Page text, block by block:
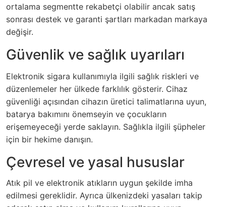
ortalama segmentte rekabetçi olabilir ancak satış
sonrası destek ve garanti şartları markadan markaya
değişir.
Güvenlik ve sağlık uyarıları
Elektronik sigara kullanımıyla ilgili sağlık riskleri ve
düzenlemeler her ülkede farklılık gösterir. Cihaz
güvenliği açısından cihazın üretici talimatlarına uyun,
batarya bakımını önemseyin ve çocukların
erişemeyeceği yerde saklayın. Sağlıkla ilgili şüpheler
için bir hekime danışın.
Çevresel ve yasal hususlar
Atık pil ve elektronik atıkların uygun şekilde imha
edilmesi gereklidir. Ayrıca ülkenizdeki yasaları takip